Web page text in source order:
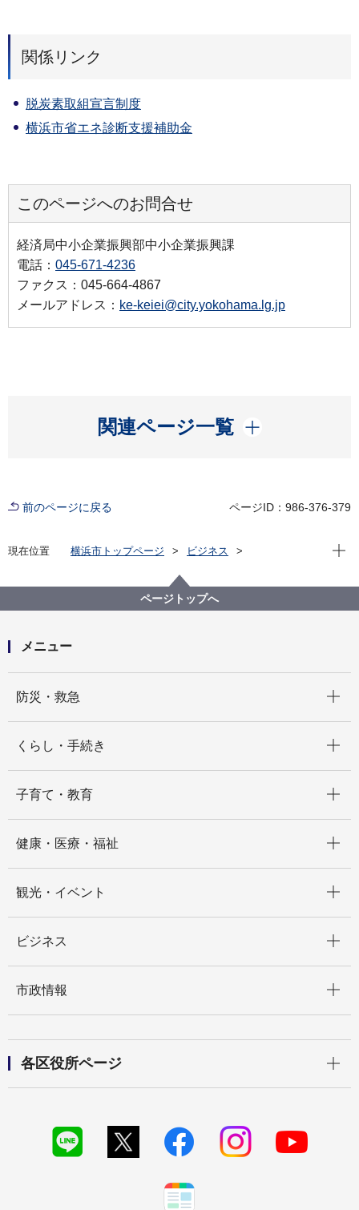
関係リンク
脱炭素取組宣言制度
横浜市省エネ診断支援補助金
このページへのお問合せ
経済局中小企業振興部中小企業振興課
電話： 045-671-4236
ファクス：045-664-4867
メールアドレス： ke-keiei@city.yokohama.lg.jp
関連ページ一覧
開く
前のページに戻る ページID：986-376-379
現在位置 横浜市トップページ
ビジネス
令和８年度【中小企業向け】脱炭素化・サーキュラー
エコノミーセミナー
現在
ページトップへ
メニュー
防災・救急
くらし・手続き
子育て・教育
健康・医療・福祉
観光・イベント
ビジネス
市政情報
各区役所ページ